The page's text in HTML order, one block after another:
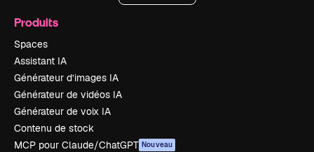
Produits
Spaces
Assistant IA
Générateur d’images IA
Générateur de vidéos IA
Générateur de voix IA
Contenu de stock
MCP pour Claude/ChatGPT Nouveau